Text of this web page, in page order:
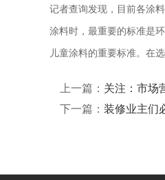
记者查询发现，目前各涂
涂料时，最重要的标准是
儿童涂料的重要标准。在
上一篇： 关注：市场
下一篇： 装修业主们